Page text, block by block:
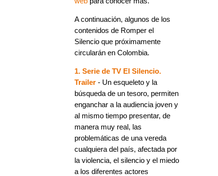
A continuación, algunos de los
contenidos de Romper el
Silencio que próximamente
circularán en Colombia.
1. Serie de TV El Silencio.
Trailer - Un esqueleto y la
búsqueda de un tesoro, permiten
enganchar a la audiencia joven y
al mismo tiempo presentar, de
manera muy real, las
problemáticas de una vereda
cualquiera del país, afectada por
la violencia, el silencio y el miedo
a los diferentes actores